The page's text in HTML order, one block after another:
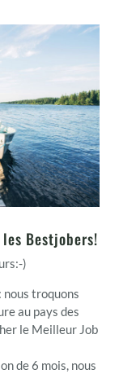
les Bestjobers!
)
nous troquons
au pays des
le Meilleur Job
de 6 mois, nous